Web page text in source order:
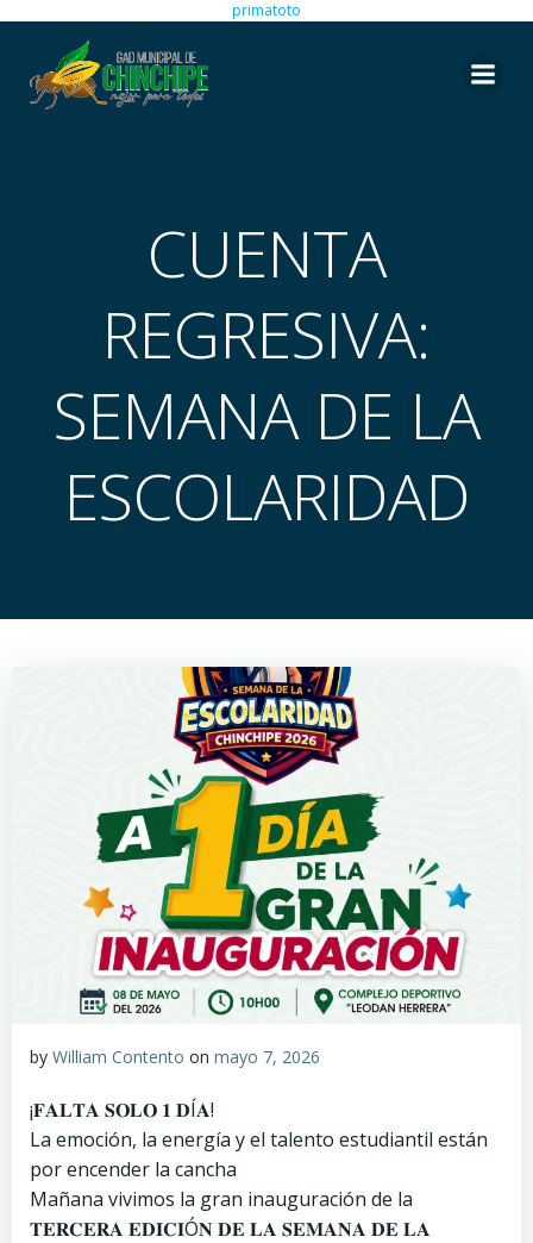
primatoto
CUENTA
REGRESIVA:
SEMANA DE LA
ESCOLARIDAD
by William Contento on mayo 7, 2026
¡𝐅𝐀𝐋𝐓𝐀 𝐒𝐎𝐋𝐎 𝟏 𝐃Í𝐀!
La emoción, la energía y el talento estudiantil están
por encender la cancha
Mañana vivimos la gran inauguración de la
𝐓𝐄𝐑𝐂𝐄𝐑𝐀 𝐄𝐃𝐈𝐂𝐈Ó𝐍 𝐃𝐄 𝐋𝐀 𝐒𝐄𝐌𝐀𝐍𝐀 𝐃𝐄 𝐋𝐀